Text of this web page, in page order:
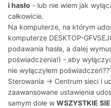
i hasło - lub nie wiem jak
całkowicie.
Na komputerze, na którym
komputerze DESKTOP-
podawania hasła, a dalej
poświadczenia!) - aby
nie wyłączyłem
Sterowania -> Centrum sieci i
zaawansowane ustawienia
samym dole w WSZYSTKIE